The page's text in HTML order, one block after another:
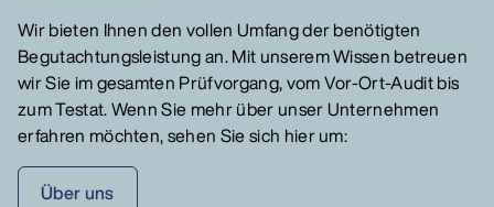
Wir bieten Ihnen den vollen Umfang der benötigten
Begutachtungsleistung an. Mit unserem Wissen betreuen
wir Sie im gesamten Prüfvorgang, vom Vor-Ort-Audit bis
zum Testat. Wenn Sie mehr über unser Unternehmen
erfahren möchten, sehen Sie sich hier um:
Über uns